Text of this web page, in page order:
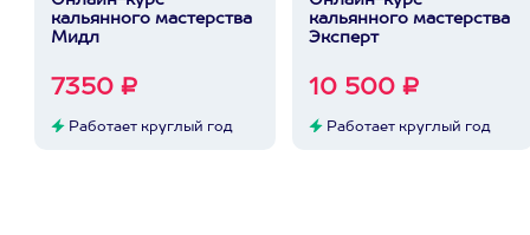
кальянного мастерства
Мидл
7350 ₽
Работает круглый год
кальянного мастерства
Эксперт
10 500 ₽
Работает круглый год